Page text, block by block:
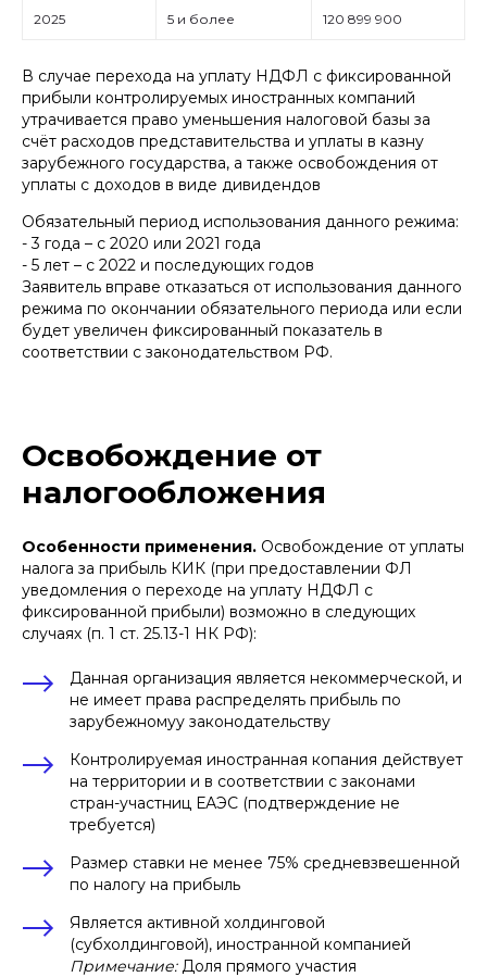
2025 5 и более 120 899 900
В случае перехода на уплату НДФЛ с фиксированной
прибыли контролируемых иностранных компаний
утрачивается право уменьшения налоговой базы за
счёт расходов представительства и уплаты в казну
зарубежного государства, а также освобождения от
уплаты с доходов в виде дивидендов
Обязательный период использования данного режима:
- 3 года – с 2020 или 2021 года
- 5 лет – с 2022 и последующих годов
Заявитель вправе отказаться от использования данного
режима по окончании обязательного периода или если
будет увеличен фиксированный показатель в
соответствии с законодательством РФ.
Освобождение от
налогообложения
Особенности применения. Освобождение от уплаты
налога за прибыль КИК (при предоставлении ФЛ
уведомления о переходе на уплату НДФЛ с
фиксированной прибыли) возможно в следующих
случаях (п. 1 ст. 25.13-1 НК РФ):
Данная организация является некоммерческой, и
не имеет права распределять прибыль по
зарубежномуу законодательству
Контролируемая иностранная копания действует
на территории и в соответствии с законами
стран-участниц ЕАЭС (подтверждение не
требуется)
Размер ставки не менее 75% средневзвешенной
по налогу на прибыль
Является активной холдинговой
(субхолдинговой), иностранной компанией
Примечание: Доля прямого участия